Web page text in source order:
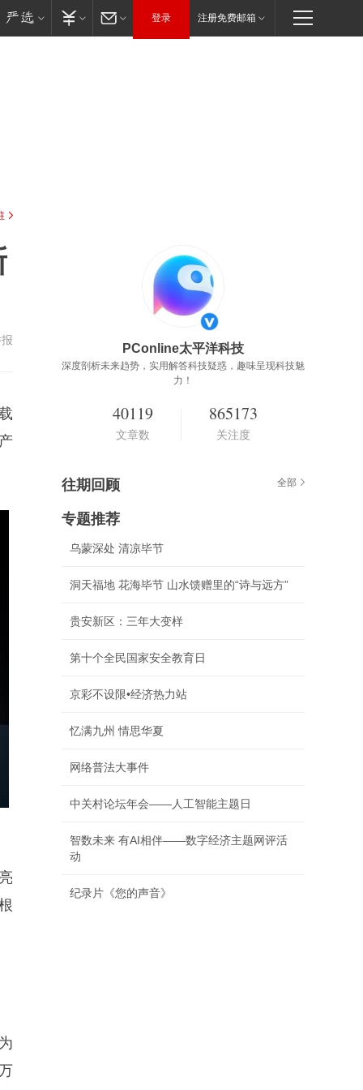
登录 注册免费邮箱
PConline太平洋科技
深度剖析未来趋势，实用解答科技疑惑，趣味呈现科技魅
力！
40119
文章数
865173
关注度
往期回顾 全部
专题推荐
乌蒙深处 清凉毕节
洞天福地 花海毕节 山水馈赠里的“诗与远方”
贵安新区：三年大变样
第十个全民国家安全教育日
京彩不设限•经济热力站
忆满九州 情思华夏
网络普法大事件
中关村论坛年会——人工智能主题日
智数未来 有AI相伴——数字经济主题网评活
动
纪录片《您的声音》